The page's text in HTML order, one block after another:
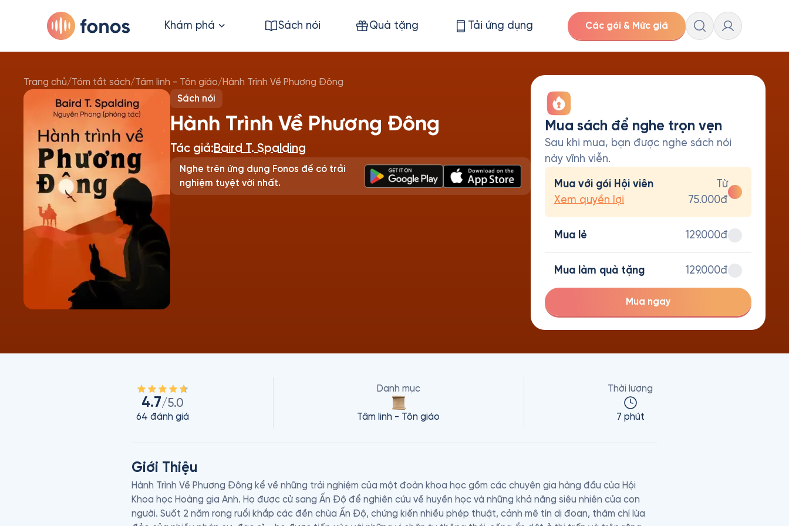
Khám phá Sách nói Quà tặng Tải ứng dụng Các gói & Mức giá
Trang chủ/Tóm tắt sách/Tâm linh - Tôn giáo/Hành Trình Về Phương Đông
Sách nói
Hành Trình Về Phương Đông
Tác giả:Baird T. Spalding
Nghe trên ứng dụng Fonos để có trải
nghiệm tuyệt vời nhất.
Mua sách để nghe trọn vẹn
Sau khi mua, bạn được nghe sách nói
này vĩnh viễn.
Mua với gói Hội viên
Xem quyền lợi
Từ
75.000đ
Mua lẻ 129.000đ
Mua làm quà tặng 129.000đ
Mua ngay
4.7/5.0
64 đánh giá
Danh mục
Tâm linh - Tôn giáo
Thời lượng
7 phút
Giới Thiệu
Hành Trình Về Phương Đông kể về những trải nghiệm của một đoàn khoa học gồm các chuyên gia hàng đầu của Hội
Khoa học Hoàng gia Anh. Họ được cử sang Ấn Độ để nghiên cứu về huyền học và những khả năng siêu nhiên của con
người. Suốt 2 năm rong ruổi khắp các đền chùa Ấn Độ, chứng kiến nhiều phép thuật, cảnh mê tín dị đoan, thậm chí lừa